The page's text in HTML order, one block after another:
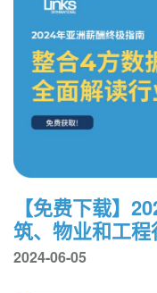
【免费下载】
筑、物业和工程
2024-06-05